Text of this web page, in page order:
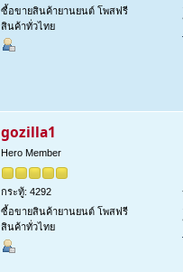
ซื้อขายสินค้ายานยนต์ โพสฟรี
สินค้าทั่วไทย
gozilla1
Hero Member
กระทู้: 4292
ซื้อขายสินค้ายานยนต์ โพสฟรี
สินค้าทั่วไทย